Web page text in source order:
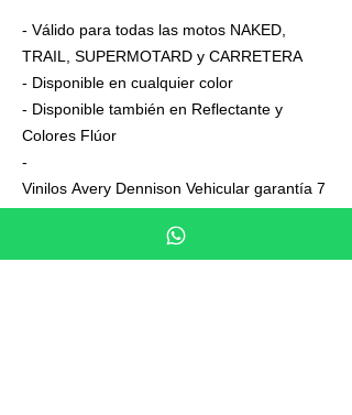
- Válido para todas las motos NAKED,
TRAIL, SUPERMOTARD y CARRETERA
- Disponible en cualquier color
- Disponible también en Reflectante y
Colores Flúor
-
Vinilos Avery Dennison Vehicular garantía 7
- Junto a su pedido se adjuntan unas